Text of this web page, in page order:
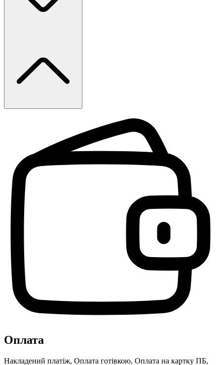
Оплата
Накладений платіж, Оплата готівкою, Оплата на картку ПБ,